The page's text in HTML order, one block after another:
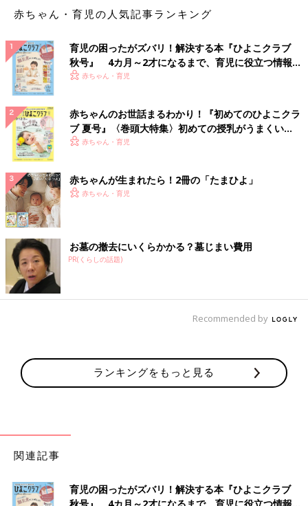
赤ちゃん・育児の人気記事ランキング
育児の困ったがズバリ！解決する本『ひよこクラブ
秋号』 4カ月～2才になるまで、育児に役立つ情報が
いっぱい！
赤ちゃん・育児
赤ちゃんのお世話まるわかり！『初めてのひよこクラ
ブ 夏号』〈巻頭大特集〉初めての授乳がうまくい
く！ おっぱい・ミルクの基本と夏のトラブル 解決テ
赤ちゃん・育児
赤ちゃんが生まれたら！2冊の「たまひよ」
赤ちゃん・育児
お墓の撤去にいくらかかる？墓じまい費用
PR(くらしの話題)
Recommended by
ランキングをもっと見る
関連記事
育児の困ったがズバリ！解決する本『ひよこクラブ